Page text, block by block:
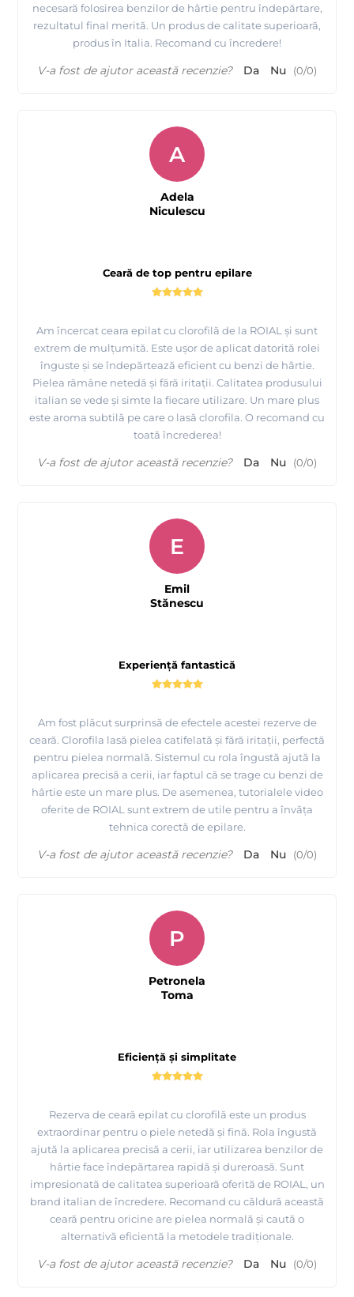
necesară folosirea benzilor de hârtie pentru îndepărtare,
rezultatul final merită. Un produs de calitate superioară,
produs în Italia. Recomand cu încredere!
V-a fost de ajutor această recenzie? Da Nu (0/0)
Ceară de top pentru epilare
Am încercat ceara epilat cu clorofilă de la ROIAL și sunt
extrem de mulțumită. Este ușor de aplicat datorită rolei
înguste și se îndepărtează eficient cu benzi de hârtie.
Pielea rămâne netedă și fără iritații. Calitatea produsului
italian se vede și simte la fiecare utilizare. Un mare plus
este aroma subtilă pe care o lasă clorofila. O recomand cu
toată încrederea!
A
Adela
Niculescu
V-a fost de ajutor această recenzie? Da Nu (0/0)
Experiență fantastică
Am fost plăcut surprinsă de efectele acestei rezerve de
ceară. Clorofila lasă pielea catifelată și fără iritații, perfectă
pentru pielea normală. Sistemul cu rola îngustă ajută la
aplicarea precisă a cerii, iar faptul că se trage cu benzi de
hârtie este un mare plus. De asemenea, tutorialele video
oferite de ROIAL sunt extrem de utile pentru a învăța
tehnica corectă de epilare.
E
Emil
Stănescu
V-a fost de ajutor această recenzie? Da Nu (0/0)
Eficiență și simplitate
Rezerva de ceară epilat cu clorofilă este un produs
extraordinar pentru o piele netedă și fină. Rola îngustă
ajută la aplicarea precisă a cerii, iar utilizarea benzilor de
hârtie face îndepărtarea rapidă și dureroasă. Sunt
impresionată de calitatea superioară oferită de ROIAL, un
brand italian de încredere. Recomand cu căldură această
ceară pentru oricine are pielea normală și caută o
alternativă eficientă la metodele tradiționale.
P
Petronela
Toma
V-a fost de ajutor această recenzie? Da Nu (0/0)